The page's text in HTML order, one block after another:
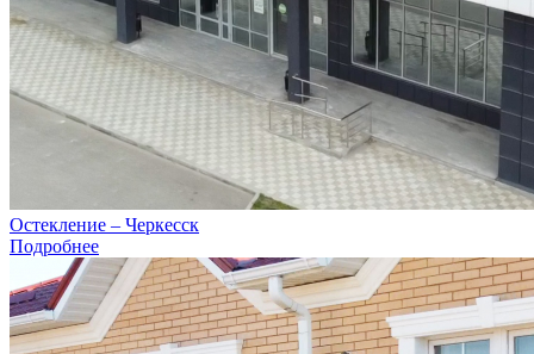
Остекление – Черкесск
Подробнее